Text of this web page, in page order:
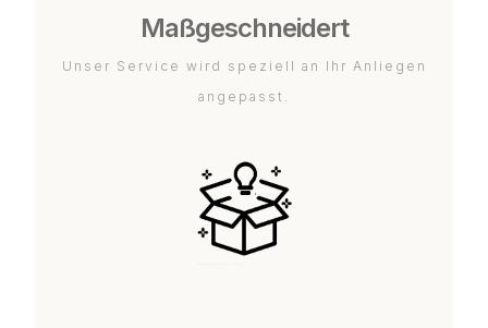
Maßgeschneidert
Unser Service wird speziell an Ihr Anliegen
angepasst.